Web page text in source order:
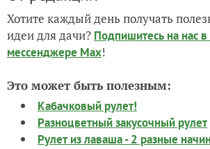
Хотите каждый день получать
идеи для дачи? Подпишитесь на нас в
мессенджере Max!
Это может быть полезным:
Кабачковый рулет!
Разноцветный закусочный рулет
Рулет из лаваша - 2 разные